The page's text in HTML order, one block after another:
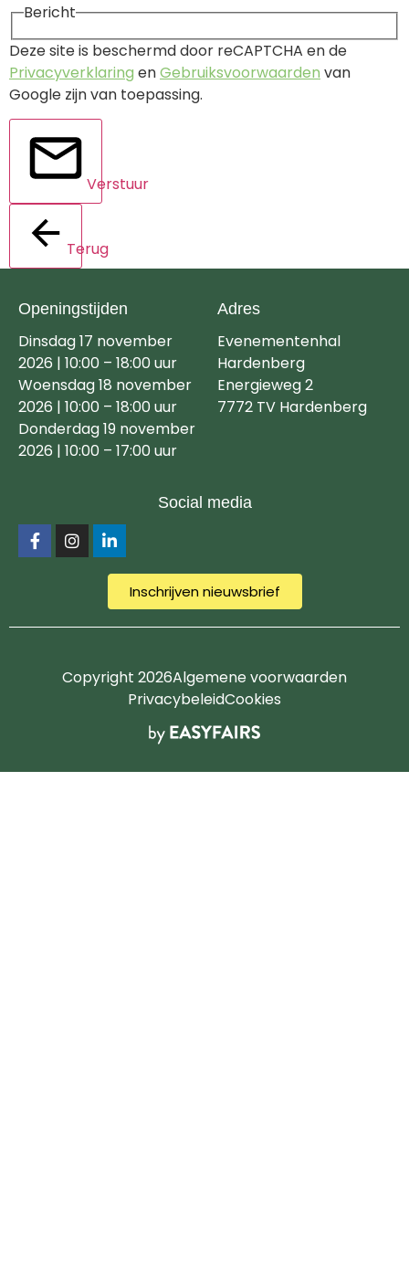
Bericht
Deze site is beschermd door reCAPTCHA en de
Privacyverklaring enGebruiksvoorwaarden van
Google zijn van toepassing.
Verstuur
Terug
Openingstijden
Dinsdag 17 november
2026 | 10:00 – 18:00 uur
Woensdag 18 november
2026 | 10:00 – 18:00 uur
Donderdag 19 november
2026 | 10:00 – 17:00 uur
Adres
Evenementenhal
Hardenberg
Energieweg 2
7772 TV Hardenberg
Social media
Inschrijven nieuwsbrief
Copyright 2026Algemene voorwaarden
PrivacybeleidCookies